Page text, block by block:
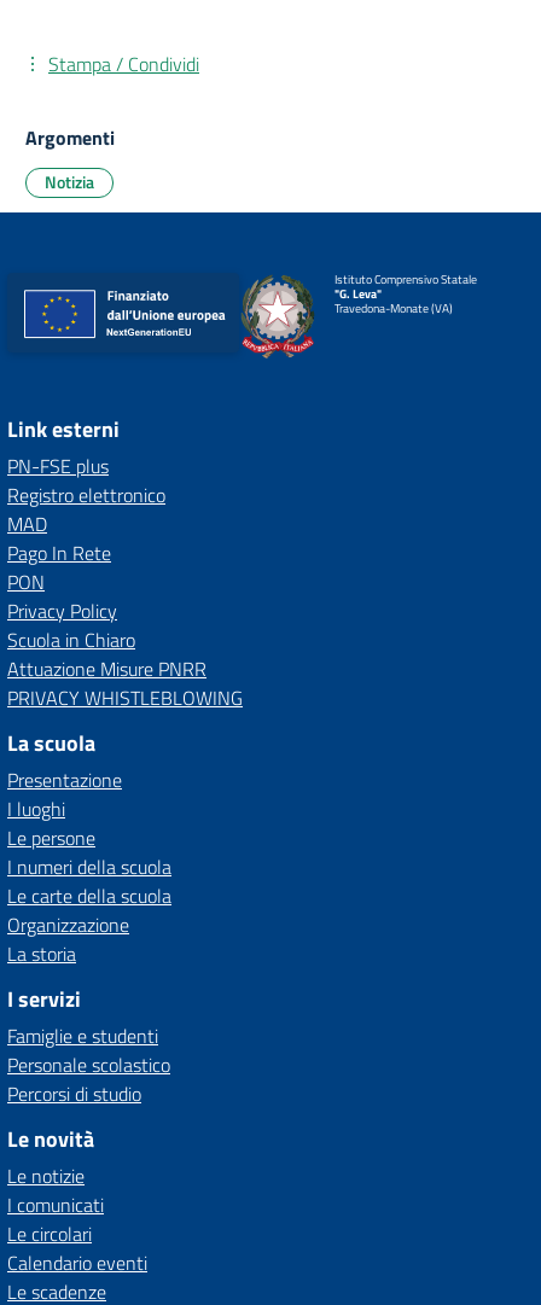
Stampa / Condividi
Argomenti
Notizia
Istituto Comprensivo Statale
"G. Leva"
Travedona-Monate (VA)
Link esterni
PN-FSE plus
Registro elettronico
MAD
Pago In Rete
PON
Privacy Policy
Scuola in Chiaro
Attuazione Misure PNRR
PRIVACY WHISTLEBLOWING
La scuola
Presentazione
I luoghi
Le persone
I numeri della scuola
Le carte della scuola
Organizzazione
La storia
I servizi
Famiglie e studenti
Personale scolastico
Percorsi di studio
Le novità
Le notizie
I comunicati
Le circolari
Calendario eventi
Le scadenze